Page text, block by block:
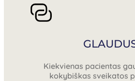
Kiekvienas pacientas
kokybiškas sveikatos